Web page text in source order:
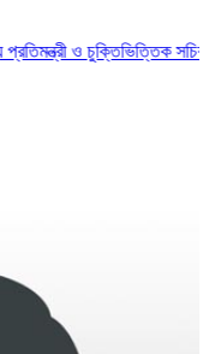
ও চুক্তিভিত্তিক সচিব!রাজস্ব